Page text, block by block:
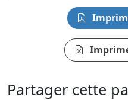
Partager cette